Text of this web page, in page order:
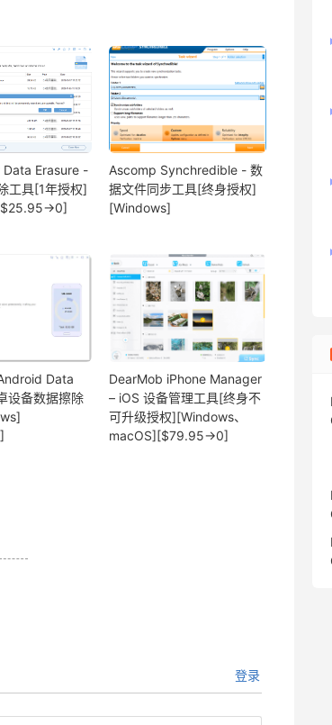
Data Erasure -
工具[1年授权]
Ascomp Synchredible - 数
据文件同步工具[终身授权]
[Windows]
Data
设备数据擦除
DearMob iPhone Manager
– iOS 设备管理工具[终身不
可升级授权][Windows、
macOS][$79.95→0]
登录